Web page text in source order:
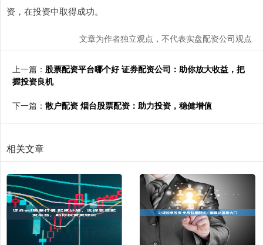
资，在投资中取得成功。
文章为作者独立观点，不代表实盘配资公司观点
上一篇： 股票配资平台哪个好 证券配资公司：助你放大收益，把
握投资良机
下一篇： 散户配资 烟台股票配资：助力投资，稳健增值
相关文章